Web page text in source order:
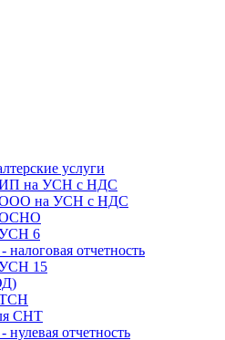
услуги
ИП на УСН с НДС
ООО на УСН с НДС
ОСНО
УСН 6
налоговая отчетность
УСН 15
ТСН
СНТ
нулевая отчетность